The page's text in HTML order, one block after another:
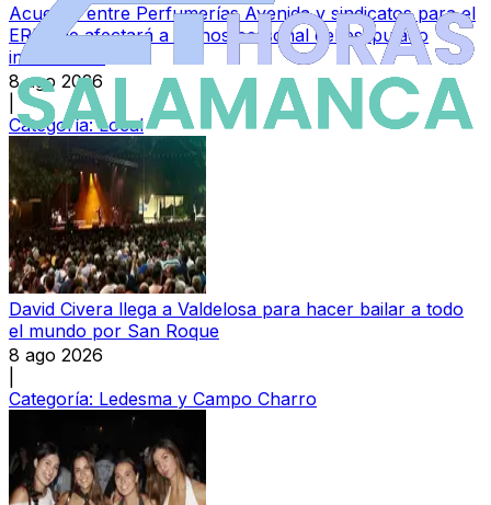
Acuerdo entre Perfumerías Avenida y sindicatos para el
ERE que afectará a menos personal del estipulado
inicialmente
8 ago 2026
Categoría:Local
David Civera llega a Valdelosa para hacer bailar a todo
el mundo por San Roque
8 ago 2026
Categoría: Ledesma y Campo Charro